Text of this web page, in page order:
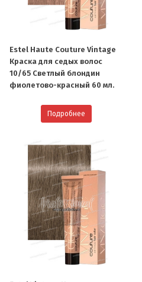
Estel Haute Couture Vintage
Краска для седых волос
10/65 Светлый блондин
фиолетово-красный 60 мл.
Подробнее